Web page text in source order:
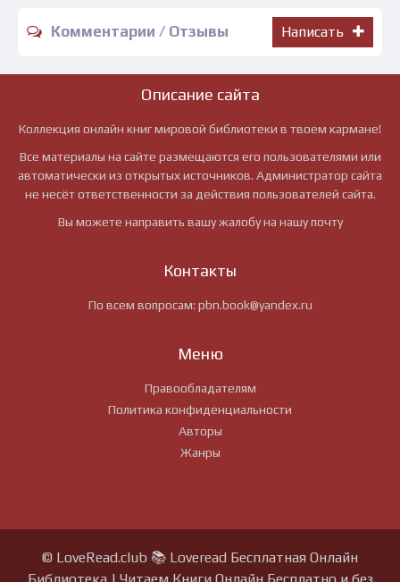
Комментарии / Отзывы Написать
Описание сайта
Коллекция онлайн книг мировой библиотеки в твоем кармане!
Все материалы на сайте размещаются его пользователями или
автоматически из открытых источников. Администратор сайта
не несёт ответственности за действия пользователей сайта.
Вы можете направить вашу жалобу на нашу почту
Контакты
По всем вопросам: pbn.book@yandex.ru
Меню
Правообладателям
Политика конфиденциальности
Авторы
Жанры
© LoveRead.club 📚 Loveread Бесплатная Онлайн